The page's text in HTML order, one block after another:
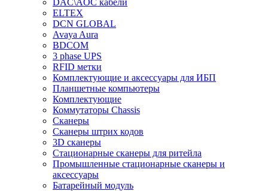
DAC\AOC кабели
ELTEX
DCN GLOBAL
Avaya Aura
BDCOM
3 phase UPS
RFID метки
Комплектующие и аксессуары для ИБП
Планшетные компьютеры
Комплектующие
Коммутаторы Chassis
Сканеры
Сканеры штрих кодов
3D сканеры
Стационарные сканеры для ритейла
Промышленные стационарные сканеры и
аксессуары
Батарейный модуль